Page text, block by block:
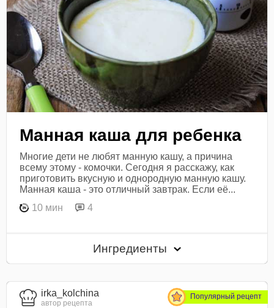
Манная каша для ребенка
Многие дети не любят манную кашу, а причина
всему этому - комочки. Сегодня я расскажу, как
приготовить вкусную и однородную манную кашу.
Манная каша - это отличный завтрак. Если её...
10 мин
4
Ингредиенты
irka_kolchina
автор рецепта
Популярный рецепт